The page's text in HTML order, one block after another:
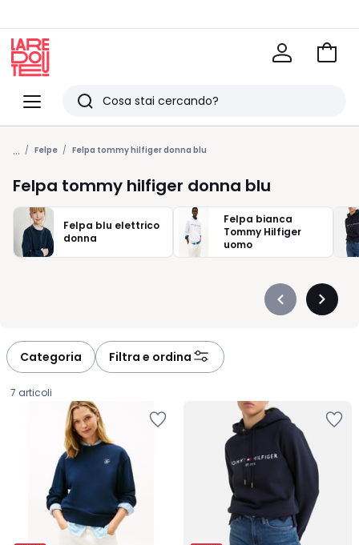
Menu
Redoute
Ricerca
Ultimi
articoli
visti
Vai
... Felpe Felpa tommy hilfiger donna blu
Felpa tommy hilfiger donna blu
Felpa blu elettrico
donna
Felpa bianca
Tommy Hilfiger
uomo
Précédent
Categoria Filtra e ordina
7 articoli